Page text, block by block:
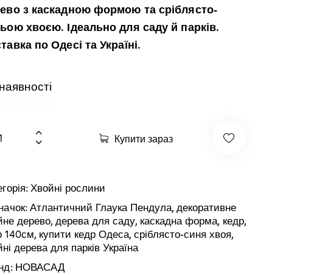
з каскадною формою та сріблясто-
хвоєю. Ідеально для саду й парків.
по Одесі та Україні.
Купити зараз
Хвойні рослини
Атлантичний Глаука Пендула,декоративне
дерево,дерева для саду, каскадна форма, кедр,
140см, купити кедр Одеса,сріблясто-синя хвоя,
дерева для парків Україна
НОВАСАД